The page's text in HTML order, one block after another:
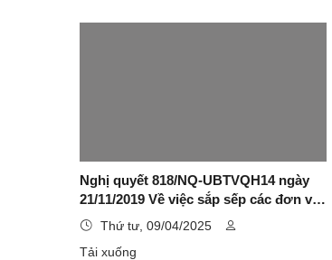
Nghị quyết 818/NQ-UBTVQH14 ngày
21/11/2019 Về việc sắp sếp các đơn vị
hành chính cấp xã thuộc tỉnh Lạng
Thứ tư, 09/04/2025
Tải xuống